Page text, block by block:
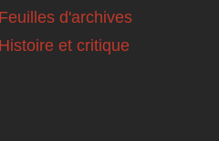
d'archives
et critique